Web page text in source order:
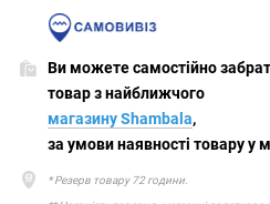
Ви можете самостійно
товар з
магазину Shambala,
за умови наявності товару у
* Резерв товару 72 години.